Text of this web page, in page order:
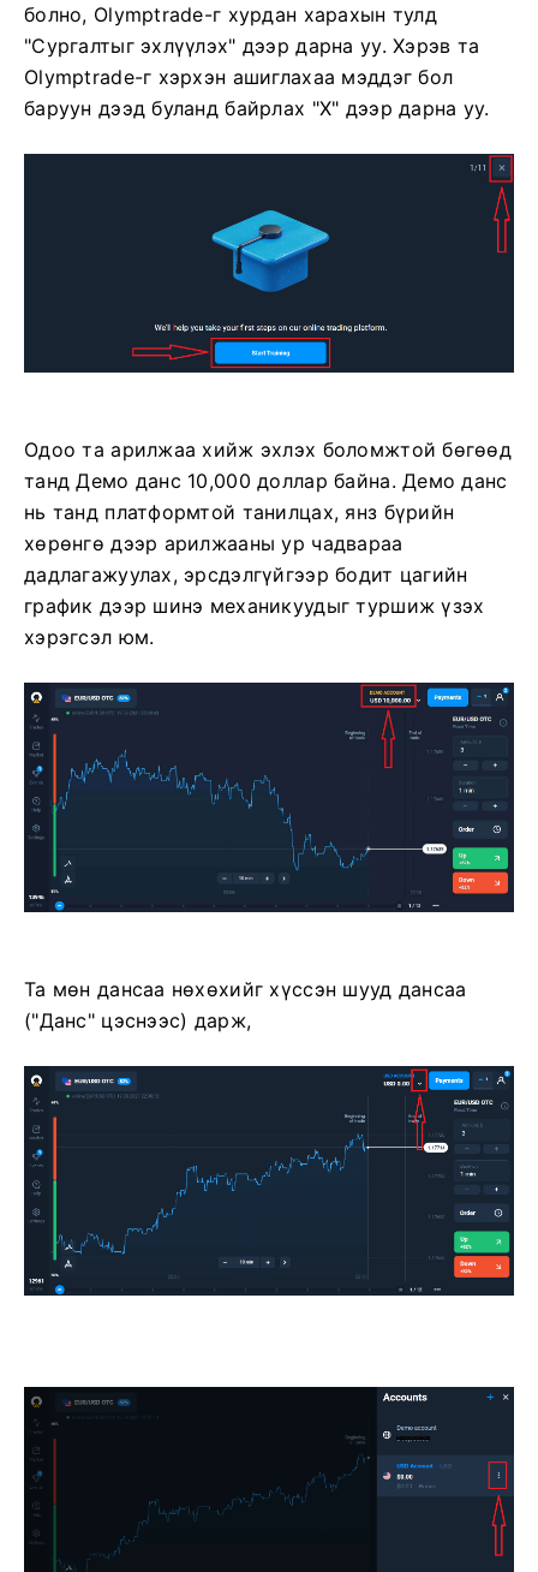
болно, Olymptrade-г хурдан харахын тулд
"Сургалтыг эхлүүлэх" дээр дарна уу. Хэрэв та
Olymptrade-г хэрхэн ашиглахаа мэддэг бол
баруун дээд буланд байрлах "X" дээр дарна уу.
Одоо та арилжаа хийж эхлэх боломжтой бөгөөд
танд Демо данс 10,000 доллар байна. Демо данс
нь танд платформтой танилцах, янз бүрийн
хөрөнгө дээр арилжааны ур чадвараа
дадлагажуулах, эрсдэлгүйгээр бодит цагийн
график дээр шинэ механикуудыг туршиж үзэх
хэрэгсэл юм.
Та мөн дансаа нөхөхийг хүссэн шууд дансаа
("Данс" цэснээс) дарж,